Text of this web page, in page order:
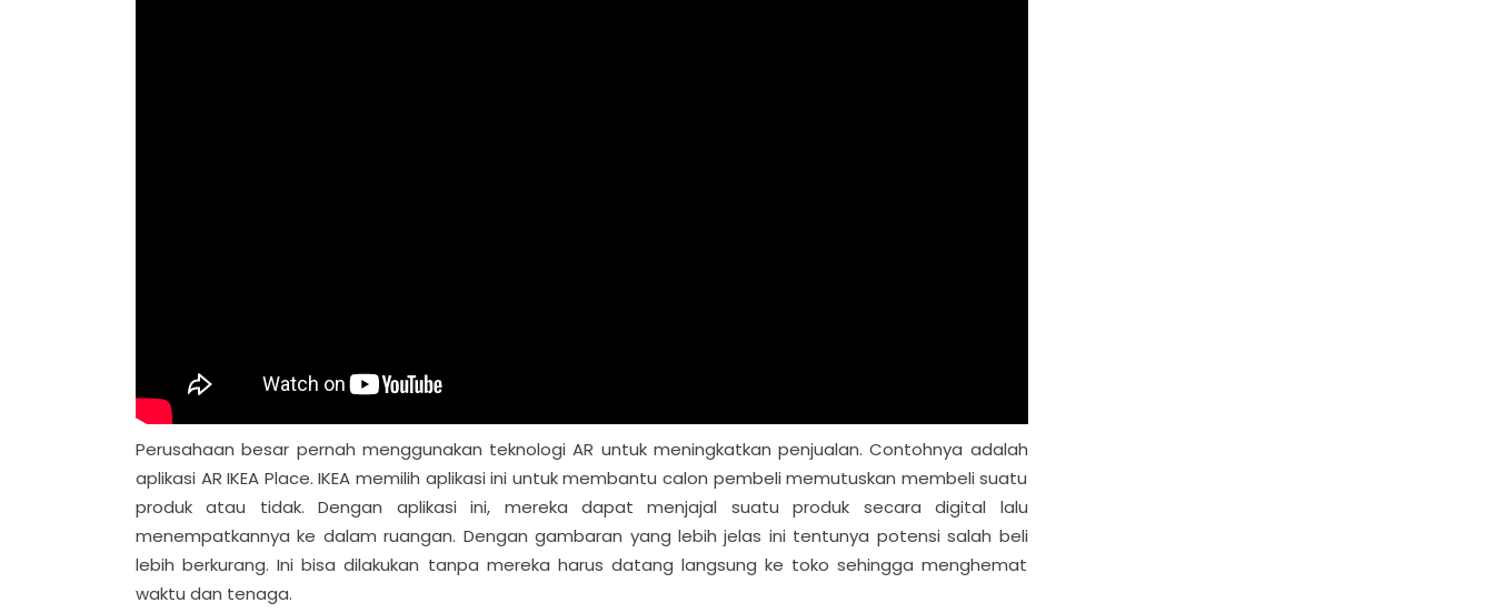
Perusahaan besar pernah menggunakan teknologi AR untuk meningkatkan penjualan. Contohnya adalah
aplikasi AR IKEA Place. IKEA memilih aplikasi ini untuk membantu calon pembeli memutuskan membeli suatu
produk atau tidak. Dengan aplikasi ini, mereka dapat menjajal suatu produk secara digital lalu
menempatkannya ke dalam ruangan. Dengan gambaran yang lebih jelas ini tentunya potensi salah beli
lebih berkurang. Ini bisa dilakukan tanpa mereka harus datang langsung ke toko sehingga menghemat
waktu dan tenaga.